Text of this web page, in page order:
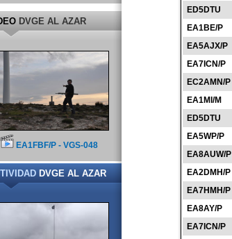
ED5DTU
EA1BE/P
EA5AJX/P
EA7ICN/P
EC2AMN/P
EA1MI/M
ED5DTU
EA5WP/P
EA8AUW/P
EA2DMH/P
EA7HMH/P
EA8AY/P
EA7ICN/P
DVGE AL AZAR
EA1FBF/P - VGS-048
DVGE AL AZAR